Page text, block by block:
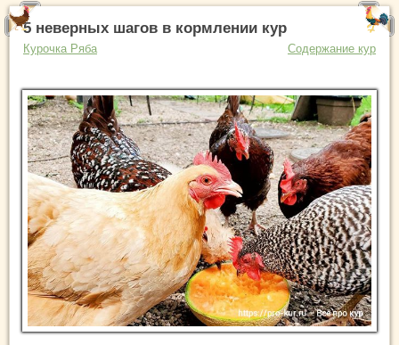
5 неверных шагов в кормлении кур
Курочка Ряба Содержание кур